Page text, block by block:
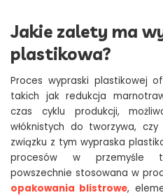
Jakie zalety ma
plastikowa?
Proces wypraski plastikowej
takich jak redukcja
czas cyklu produkcji,
włóknistych do tworzywa,
związku z tym wypraska
procesów w przemyśle
powszechnie stosowana w
opakowania blistrowe,